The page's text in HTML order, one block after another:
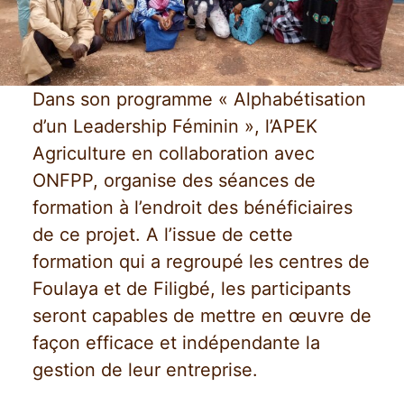
Dans son programme « Alphabétisation
d’un Leadership Féminin », l’APEK
Agriculture en collaboration avec
ONFPP, organise des séances de
formation à l’endroit des bénéficiaires
de ce projet. A l’issue de cette
formation qui a regroupé les centres de
Foulaya et de Filigbé, les participants
seront capables de mettre en œuvre de
façon efficace et indépendante la
gestion de leur entreprise.